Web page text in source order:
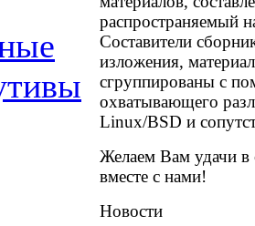
распространяемый
Составители
изложения,
сгруппированы с
охватывающего
Linux/BSD и
Желаем Вам удачи в
вместе с нами!
Новости